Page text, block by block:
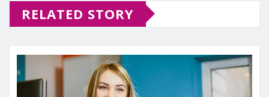
RELATED STORY